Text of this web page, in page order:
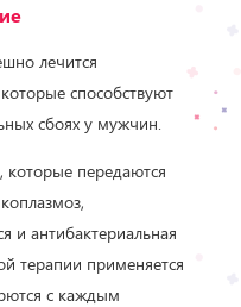
лечится
способствуют
сбоях у мужчин.
передаются
и антибактериальная
терапии применяется
с каждым